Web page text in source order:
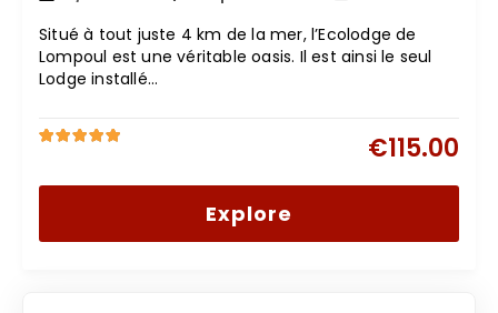
Situé à tout juste 4 km de la mer, l’Ecolodge de
Lompoul est une véritable oasis. Il est ainsi le seul
Lodge installé…
€115.00
Explore